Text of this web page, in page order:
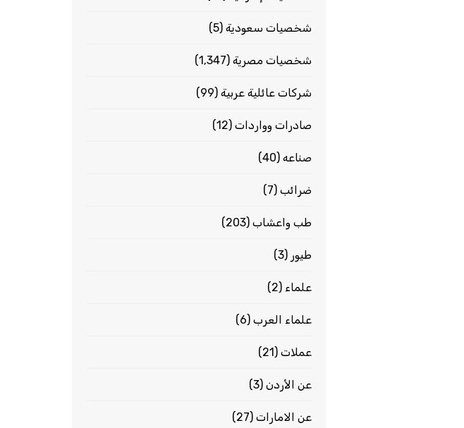
شخصيات سعودية (5)
شخصيات مصرية (1٬347)
شركات عائلية عربية (99)
صادرات وواردات (12)
صناعه (40)
ضرائب (7)
طب واعشاب (203)
طيور (3)
علماء (2)
علماء العرب (6)
عملات (21)
عن الأردن (3)
عن الامارات (27)